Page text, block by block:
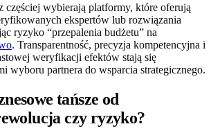
częściej wybierają platformy, które oferują
ekspertów lub rozwiązania
ryzyko “przepalenia budżetu” na
. Transparentność, precyzja kompetencyjna i
weryfikacji efektów stają się
wyboru partnera do wsparcia strategicznego.
tańsze od
czy ryzyko?